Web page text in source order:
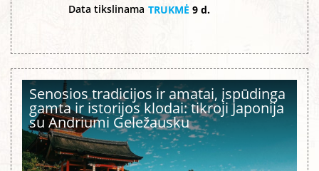
Data tikslinama TRUKMĖ 9 d.
Senosios tradicijos ir amatai, įspūdinga
gamta ir istorijos klodai: tikroji Japonija
su Andriumi Geležausku